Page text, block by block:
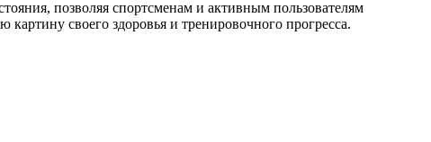
позволяя спортсменам и активным пользователям
картину своего здоровья и тренировочного прогресса.